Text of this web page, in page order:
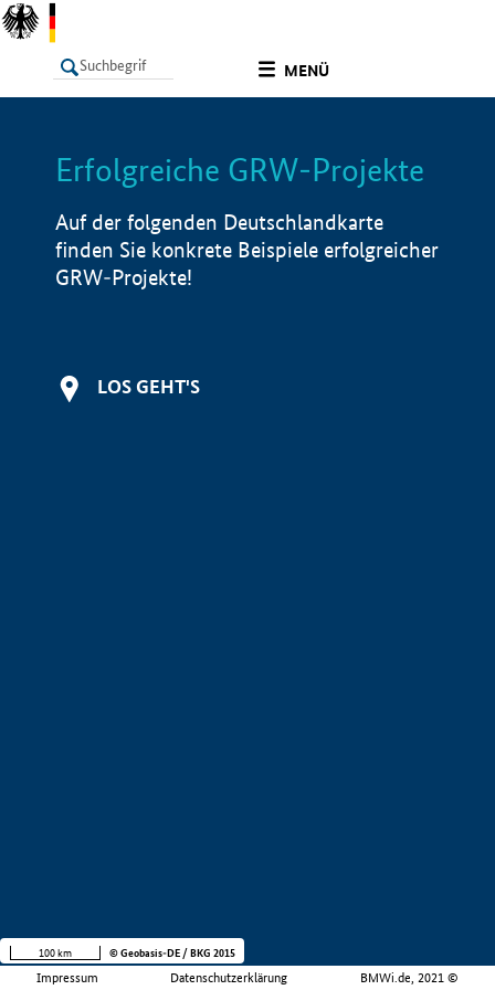
MENÜ
LISTE Info
Erfolgreiche GRW-Projekte
Auf der folgenden Deutschlandkarte
finden Sie konkrete Beispiele erfolgreicher
GRW-Projekte!
LOS GEHT'S
Impressum Datenschutzerklärung BMWi.de, 2021 ©
100 km © Geobasis-DE / BKG 2015